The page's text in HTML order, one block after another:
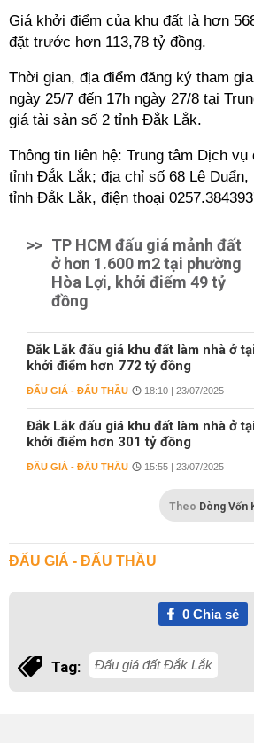
Giá khởi điểm của khu đất là hơn
đặt trước hơn 113,78 tỷ đồng.
Thời gian, địa điểm đăng ký tham
ngày 25/7 đến 17h ngày 27/8 tại
giá tài sản số 2 tỉnh Đắk Lắk.
Thông tin liên hệ: Trung tâm Dịch
tỉnh Đắk Lắk; địa chỉ số 68 Lê Duẩn,
tỉnh Đắk Lắk, điện thoại
>> TP HCM đấu giá mảnh đất
ở hơn 1.600 m2 tại phường
Hòa Lợi, khởi điểm 49 tỷ
đồng
Đắk Lắk đấu giá khu đất làm nhà ở
khởi điểm hơn 772 tỷ đồng
ĐẤU GIÁ - ĐẤU THẦU 18:10 | 23/07/2025
Đắk Lắk đấu giá khu đất làm nhà ở
khởi điểm hơn 301 tỷ đồng
ĐẤU GIÁ - ĐẤU THẦU 15:55 | 23/07/2025
Theo Dòng Vốn
ĐẤU GIÁ - ĐẤU THẦU
0Chia sẻ
Tag: Đấu giá đất Đắk Lắk